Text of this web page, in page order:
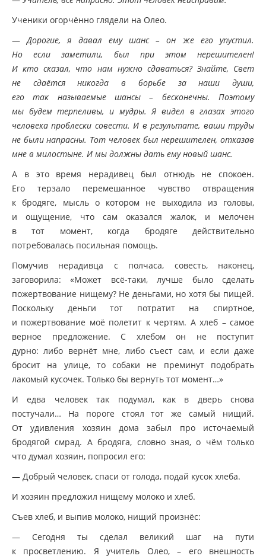
Ученики огорчённо глядели на Олео.
—Дорогие, я давал ему шанс – он же его упустил.
Но если заметили, был при этом нерешителен!
И кто сказал, что нам нужно сдаваться? Знайте, Свет
не сдаётся никогда в борьбе за наши души,
его так называемые шансы – бесконечны. Поэтому
мы будем терпеливы, и мудры. Я видел в глазах этого
человека проблески совести. И в результате, ваши труды
не были напрасны. Тот человек был нерешителен, отказав
мне в милостыне. И мы должны дать ему новый шанс.
А в это время нерадивец был отнюдь не спокоен.
Его терзало перемешанное чувство отвращения
к бродяге, мысль о котором не выходила из головы,
и ощущение, что сам оказался жалок, и мелочен
в тот момент, когда бродяге действительно
потребовалась посильная помощь.
Помучив нерадивца с полчаса, совесть, наконец,
заговорила:
«Может всё-таки, лучше было сделать
пожертвование нищему? Не деньгами, но хотя бы пищей.
Поскольку деньги тот потратит на спиртное,
и пожертвование моё полетит к чертям. А хлеб – самое
верное предложение. С хлебом он не поступит
дурно: либо вернёт мне, либо съест сам, и если даже
бросит на улице, то собаки не преминут подобрать
лакомый кусочек. Только бы вернуть тот момент…»
И едва человек так подумал, как в дверь снова
постучали… На пороге стоял тот же самый нищий.
От удивления хозяин дома забыл про источаемый
бродягой смрад. А бродяга, словно зная, о чём только
что думал хозяин, попросил его:
— Добрый человек, спаси от голода, подай кусок хлеба.
И хозяин предложил нищему молоко и хлеб.
Съев хлеб, и выпив молоко, нищий произнёс:
— Сегодня ты сделал великий шаг на пути
к просветлению. Я учитель Олео, – его внешность